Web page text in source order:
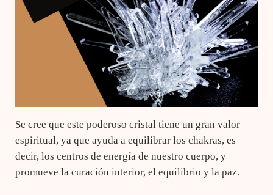
Se cree que este poderoso cristal tiene un gran valor
espiritual, ya que ayuda a equilibrar los chakras, es
decir, los centros de energía de nuestro cuerpo, y
promueve la curación interior, el equilibrio y la paz.